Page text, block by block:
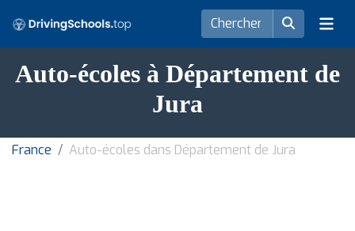
Auto-écoles à Département de
Jura
France Auto-écoles dans Département de Jura